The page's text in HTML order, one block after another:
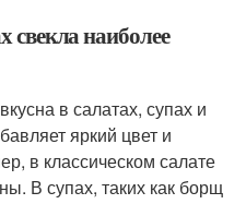
свекла наиболее
в салатах, супах и
яркий цвет и
в классическом салате
В супах, таких как борщ